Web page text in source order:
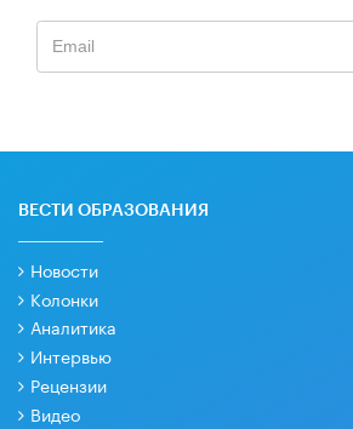
ВЕСТИ ОБРАЗОВАНИЯ
Новости
Колонки
Аналитика
Интервью
Рецензии
Видео